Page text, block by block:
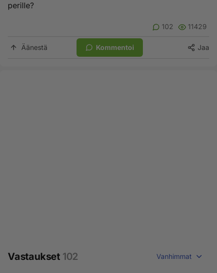
perille?
102 11429
Äänestä Kommentoi Jaa
Vastaukset 102 Vanhimmat